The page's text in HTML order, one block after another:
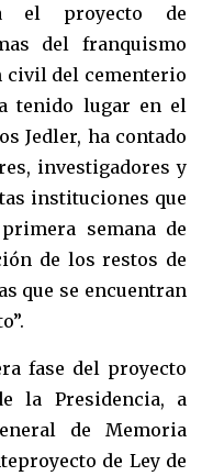
el proyecto de
del franquismo
civil del cementerio
tenido lugar en el
Jedler, ha contado
investigadores y
instituciones que
semana de
de los restos de
que se encuentran
fase del proyecto
la Presidencia, a
de Memoria
de Ley de